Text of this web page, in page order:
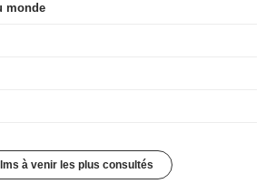
monde
à venir les plus consultés